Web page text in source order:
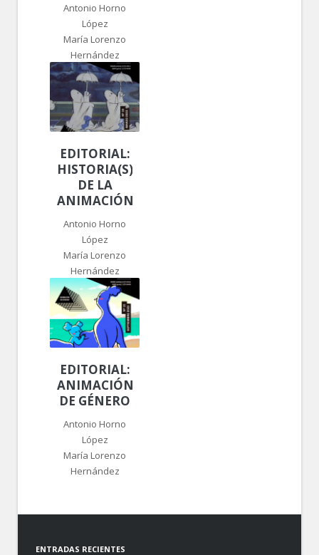
Antonio Horno
López
María Lorenzo
Hernández
EDITORIAL:
HISTORIA(S)
DE LA
ANIMACIÓN
Antonio Horno
López
María Lorenzo
Hernández
EDITORIAL:
ANIMACIÓN
DE GÉNERO
Antonio Horno
López
María Lorenzo
Hernández
ENTRADAS RECIENTES